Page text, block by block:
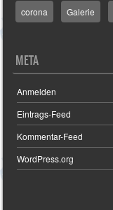
corona Galerie
META
Anmelden
Eintrags-Feed
Kommentar-Feed
WordPress.org